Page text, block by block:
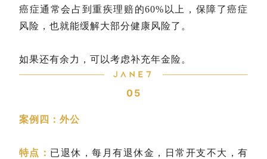
癌症通常会占到重疾理赔的60%以上，保障了癌症
风险，也就能缓解大部分健康风险了。
如果还有余力，可以考虑补充年金险。
05
案例四：外公
特点： 已退休，每月有退休金，日常开支不大，有